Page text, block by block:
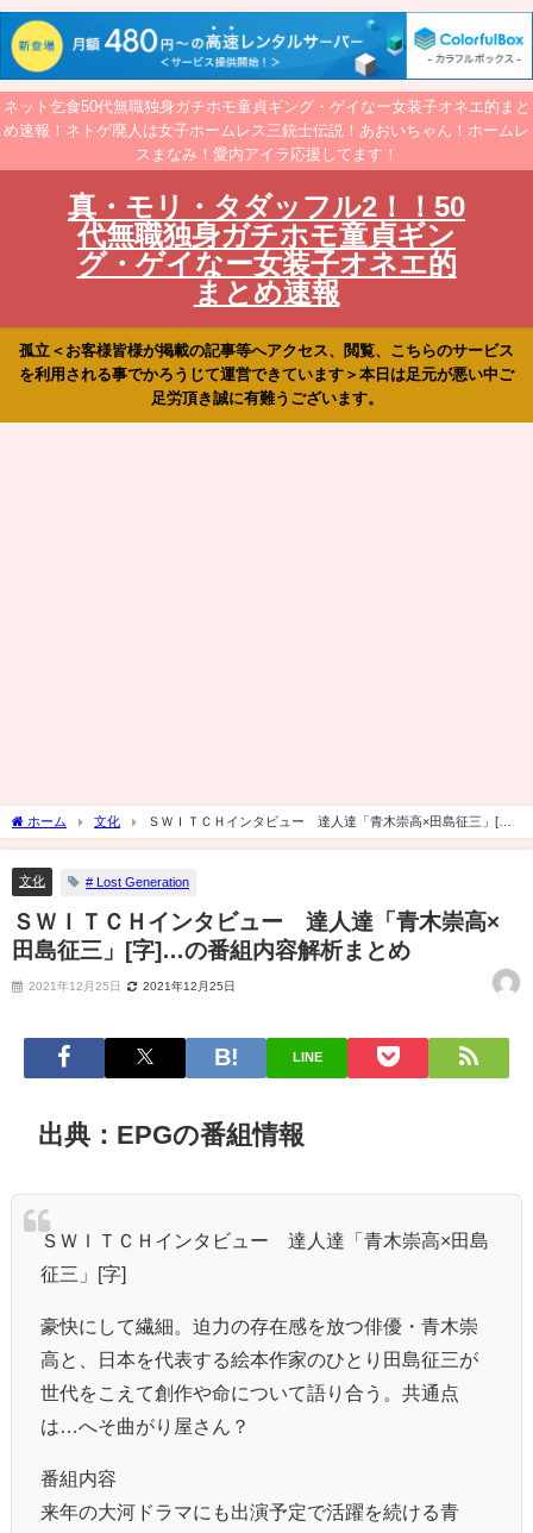
ネット乞食50代無職独身ガチホモ童貞ギング・ゲイなー女装子オネエ的まと
め速報！ネトゲ廃人は女子ホームレス三銃士伝説！あおいちゃん！ホームレ
スまなみ！愛内アイラ応援してます！
真・モリ・タダッフル2！！50
代無職独身ガチホモ童貞ギン
グ・ゲイなー女装子オネエ的
まとめ速報
孤立＜お客様皆様が掲載の記事等へアクセス、閲覧、こちらのサービス
を利用される事でかろうじて運営できています＞本日は足元が悪い中ご
足労頂き誠に有難うございます。
ホーム 文化
ＳＷＩＴＣＨインタビュー 達人達「青木崇高×田島征三」[字]
…の番組内容解析まとめ
文化 # Lost Generation
ＳＷＩＴＣＨインタビュー 達人達「青木崇高×
田島征三」[字]…の番組内容解析まとめ
2021年12月25日 2021年12月25日
LINE
出典：EPGの番組情報
ＳＷＩＴＣＨインタビュー 達人達「青木崇高×田島
征三」[字]
豪快にして繊細。迫力の存在感を放つ俳優・青木崇
高と、日本を代表する絵本作家のひとり田島征三が
世代をこえて創作や命について語り合う。共通点
は…へそ曲がり屋さん？
番組内容
来年の大河ドラマにも出演予定で活躍を続ける青